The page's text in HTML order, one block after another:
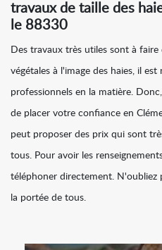
travaux de taille des
le 88330
Des travaux très utiles sont à
végétales à l'image des haies, il
professionnels en la matière.
de placer votre confiance en
peut proposer des prix qui sont
tous. Pour avoir les
téléphoner directement. N'oubliez
la portée de tous.